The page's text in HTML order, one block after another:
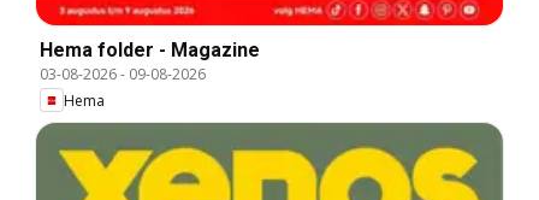
Hema folder - Magazine
03-08-2026- 09-08-2026
Hema